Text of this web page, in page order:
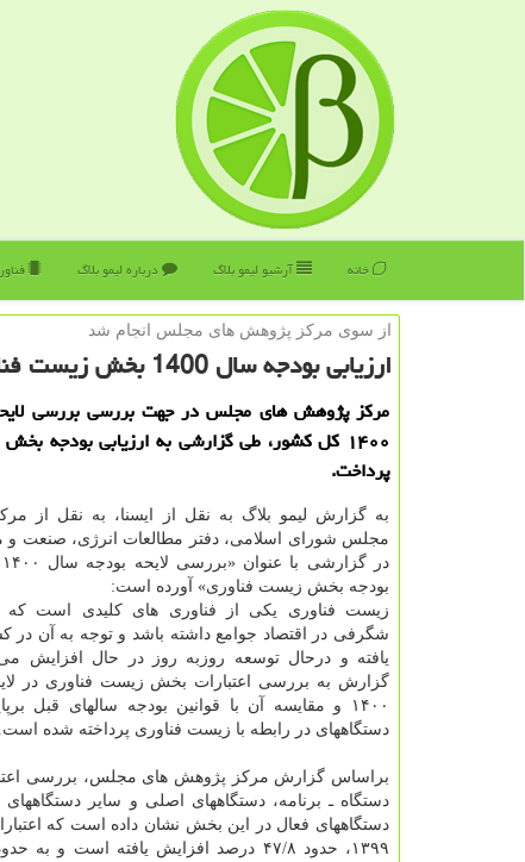
خانه آرشیو لیمو بلاگ درباره لیمو بلاگ
از سوی مركز پژوهش های مجلس انجام شد
ارزیابی بودجه سال 1400 بخش زیست فناوری
مرکز پژوهش های مجلس در جهت بررسی بررسی
۱۴۰۰ کل کشور، طی گزارشی به ارزیابی بودجه
پرداخت.
به گزارش لیمو بلاگ به نقل از ایسنا، به نقل از
مجلس شورای اسلامی، دفتر مطالعات انرژی، صنعت و
بودجه بخش زیست فناوری» آورده است:
زیست فناوری یکی از فناوری های کلیدی است که
شگرفی در اقتصاد جوامع داشته باشد و توجه به آن در
یافته و درحال توسعه روزبه روز در حال افزایش
گزارش به بررسی اعتبارات بخش زیست فناوری در
۱۴۰۰ و مقایسه آن با قوانین بودجه سالهای قبل
دستگاههای در رابطه با زیست فناوری پرداخته شده است.
براساس گزارش مرکز پژوهش های مجلس، بررسی
دستگاه ـ برنامه، دستگاههای اصلی و سایر